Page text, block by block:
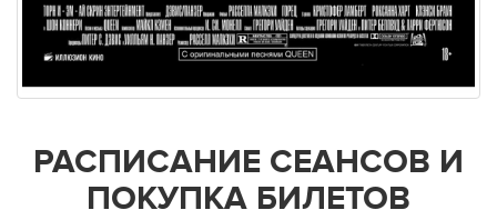
РАСПИСАНИЕ СЕАНСОВ И
ПОКУПКА БИЛЕТОВ